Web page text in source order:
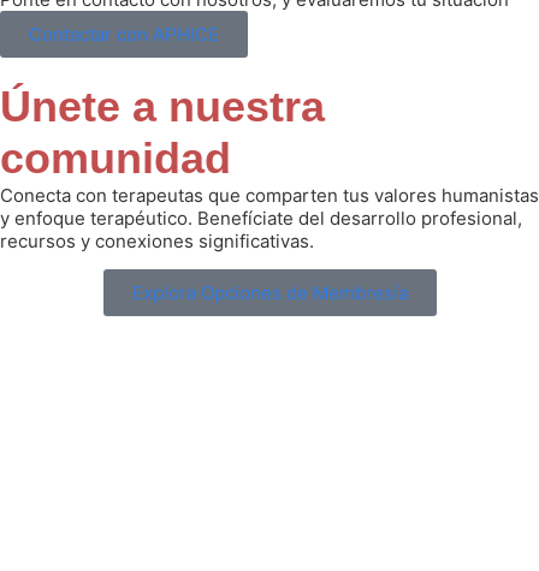
Contactar con APHICE
Únete a nuestra
comunidad
Conecta con terapeutas que comparten tus valores humanistas
y enfoque terapéutico. Benefíciate del desarrollo profesional,
recursos y conexiones significativas.
Explora Opciones de Membresía